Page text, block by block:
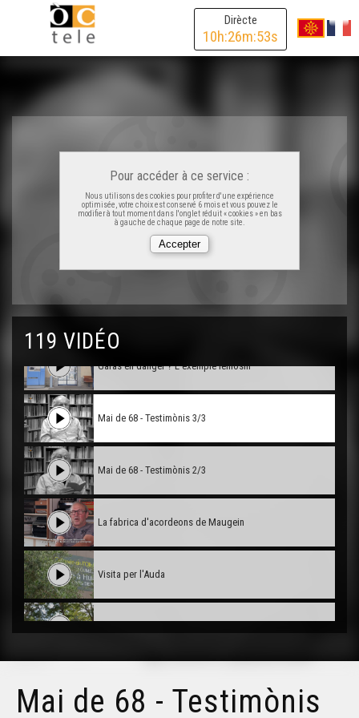
Dirècte
10h:26m:53s
Pour accéder à ce service :
Nous utilisons des cookies pour profiter d'une expérience
optimisée, votre choix est conservé 6 mois et vous pouvez le
modifier à tout moment dans l'onglet réduit « cookies » en bas
à gauche de chaque page de notre site.
119 VIDÉO
Carcassona l'occitana
Pastorala aussalesa
Sent Merd, petita comuna rurau
Garas en dangèr ? L'exemple lemosin
Mai de 68 - Testimònis 3/3
Mai de 68 - Testimònis 2/3
La fabrica d'acordeons de Maugein
Visita per l'Auda
Mai de 68 - Testimònis